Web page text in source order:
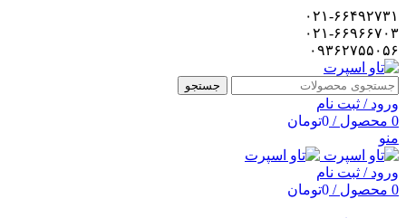
۰۲۱-۶۶۴۹۲۷۳۱
۰۲۱-۶۶۹۶۶۷۰۳
۰۹۳۶۲۷۵۵۰۵۶
جستجو
ورود / ثبت نام
0 محصول / تومان0
منو
ورود / ثبت نام
0 محصول / تومان0